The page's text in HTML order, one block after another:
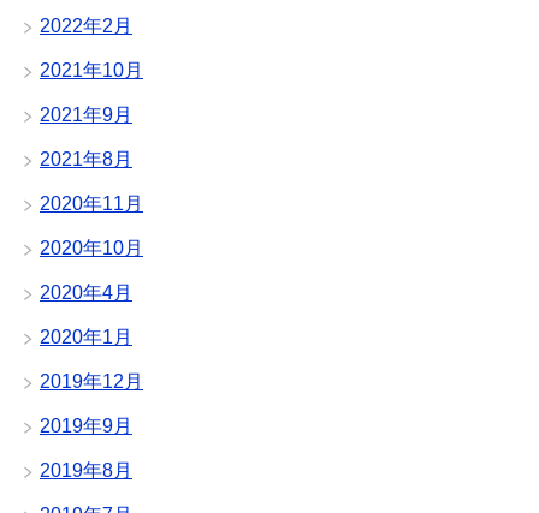
2022年2月
2021年10月
2021年9月
2021年8月
2020年11月
2020年10月
2020年4月
2020年1月
2019年12月
2019年9月
2019年8月